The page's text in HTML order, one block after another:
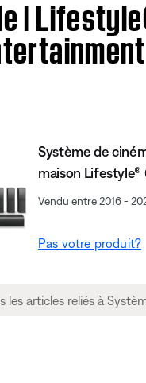
|
Système de
maison Lifestyle®
Vendu entre 2016 -
Pas votre produit?